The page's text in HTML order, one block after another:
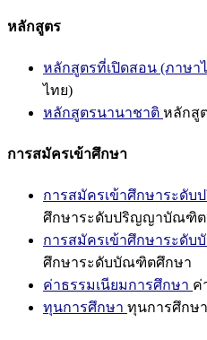
หลักสูตร
หลักสูตรที่เปิดสอน (ภาษา
ไทย)
หลักสูตรนานาชาติ หลักสู
การสมัครเข้าศึกษา
การสมัครเข้าศึกษาระดั
ศึกษาระดับปริญญาบัณฑิต
การสมัครเข้าศึกษาระดั
ศึกษาระดับบัณฑิตศึกษา
ค่าธรรมเนียมการศึกษา ค่
ทุนการศึกษา ทุนการศึกษา